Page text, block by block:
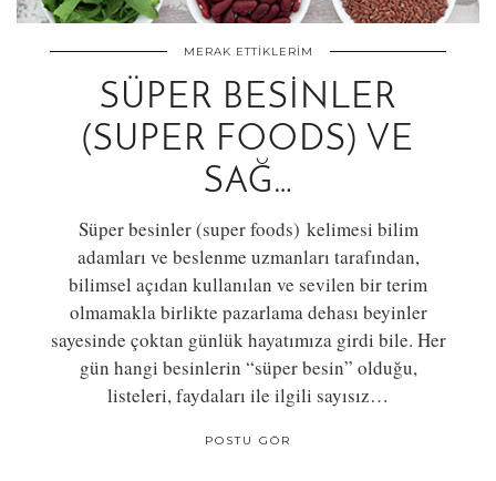
MERAK ETTIKLERIM
SÜPER BESINLER
(SUPER FOODS) VE
SAĞ…
Süper besinler (super foods) kelimesi bilim
adamları ve beslenme uzmanları tarafından,
bilimsel açıdan kullanılan ve sevilen bir terim
olmamakla birlikte pazarlama dehası beyinler
sayesinde çoktan günlük hayatımıza girdi bile. Her
gün hangi besinlerin “süper besin” olduğu,
listeleri, faydaları ile ilgili sayısız…
POSTU GÖR